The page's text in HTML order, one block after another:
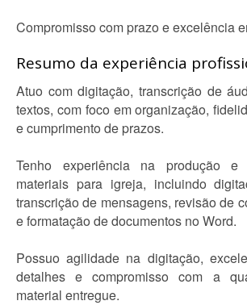
Compromisso com prazo e excelência
Resumo da experiência
Atuo com digitação, transcrição de
textos, com foco em organização,
e cumprimento de prazos.
Tenho experiência na produção e
materiais para igreja, incluindo
transcrição de mensagens, revisão de
e formatação de documentos no Word.
Possuo agilidade na digitação,
detalhes e compromisso com a
material entregue.